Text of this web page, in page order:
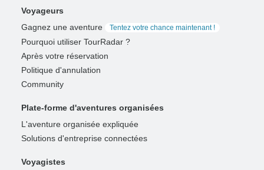
Voyageurs
Gagnez une aventure
Tentez votre chance maintenant !
Pourquoi utiliser TourRadar ?
Après votre réservation
Politique d'annulation
Community
Plate-forme d'aventures organisées
L'aventure organisée expliquée
Solutions d'entreprise connectées
Voyagistes